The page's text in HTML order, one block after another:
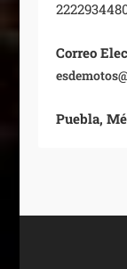
Correo
Puebla,